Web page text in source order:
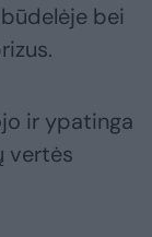
bei
ir ypatinga
vertės